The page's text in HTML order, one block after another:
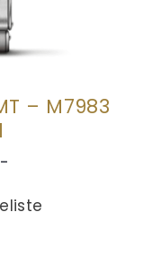
– M7983